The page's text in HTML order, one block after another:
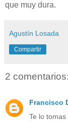
que muy dura.
Agustín Losada
Compartir
2 comentarios:
Francisco
Te lo